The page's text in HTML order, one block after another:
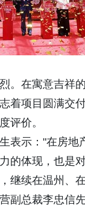
。在寓意吉祥
着项目圆满交
评价。
表示："在房
的体现，也是
继续在温州、
副总裁李忠信